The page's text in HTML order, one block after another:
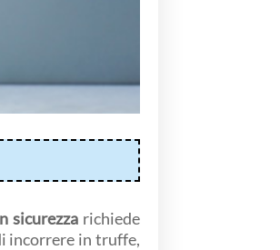
sicurezzarichiede
incorrere in truffe,